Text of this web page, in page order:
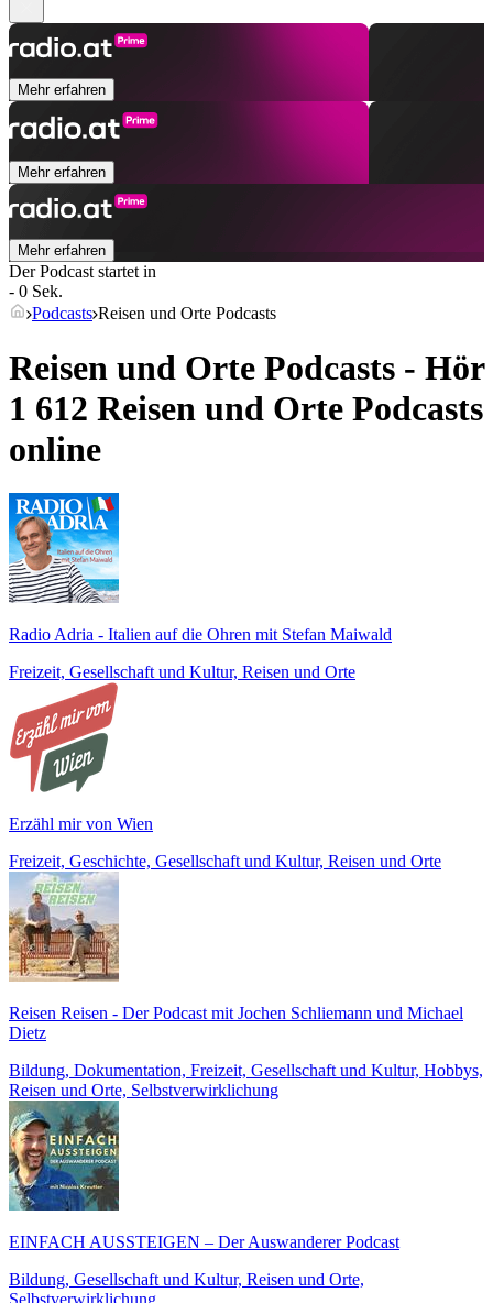
Mehr erfahren
Mehr erfahren
Mehr erfahren
Der Podcast startet in
- 0 Sek.
Podcasts Reisen und Orte Podcasts
Reisen und Orte Podcasts - Hör
1 612 Reisen und Orte Podcasts
online
Radio Adria - Italien auf die Ohren mit Stefan Maiwald
Freizeit, Gesellschaft und Kultur, Reisen und Orte
Erzähl mir von Wien
Freizeit, Geschichte, Gesellschaft und Kultur, Reisen und Orte
Reisen Reisen - Der Podcast mit Jochen Schliemann und Michael
Dietz
Bildung, Dokumentation, Freizeit, Gesellschaft und Kultur, Hobbys,
Reisen und Orte, Selbstverwirklichung
EINFACH AUSSTEIGEN – Der Auswanderer Podcast
Bildung, Gesellschaft und Kultur, Reisen und Orte,
Selbstverwirklichung